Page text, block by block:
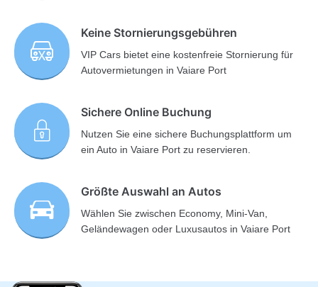
Keine Stornierungsgebühren
VIP Cars bietet eine kostenfreie Stornierung für
Autovermietungen in Vaiare Port
Sichere Online Buchung
Nutzen Sie eine sichere Buchungsplattform um
ein Auto in Vaiare Port zu reservieren.
Größte Auswahl an Autos
Wählen Sie zwischen Economy, Mini-Van,
Geländewagen oder Luxusautos in Vaiare Port